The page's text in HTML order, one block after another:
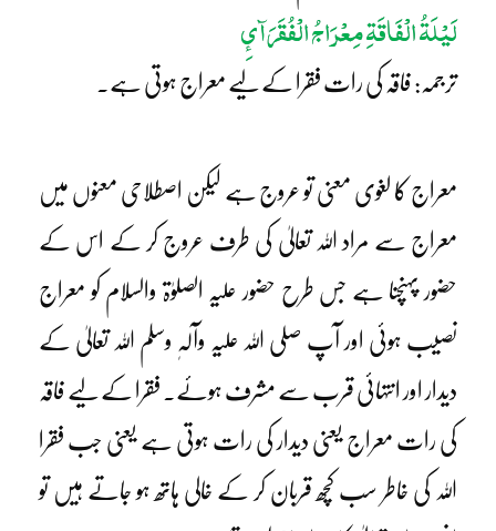
لَیْلَۃُ الْفَاقَۃِ مِعْرَاجُ الْفُقَرَآئِ
ترجمہ: فاقہ کی رات فقرا کے لیے معراج ہوتی ہے۔
معراج کا لغوی معنی تو عروج ہے لیکن اصطلاحی معنوں میں
معراج سے مراد اللہ تعالیٰ کی طرف عروج کر کے اس کے
حضور پہنچنا ہے جس طرح حضور علیہ الصلوٰۃ والسلام کو معراج
نصیب ہوئی اور آپ صلی اللہ علیہ وآلہٖ وسلم اللہ تعالیٰ کے
دیدار اور انتہائی قرب سے مشرف ہوئے۔ فقرا کے لیے فاقہ
کی رات معراج یعنی دیدار کی رات ہوتی ہے یعنی جب فقرا
اللہ کی خاطر سب کچھ قربان کر کے خالی ہاتھ ہو جاتے ہیں تو